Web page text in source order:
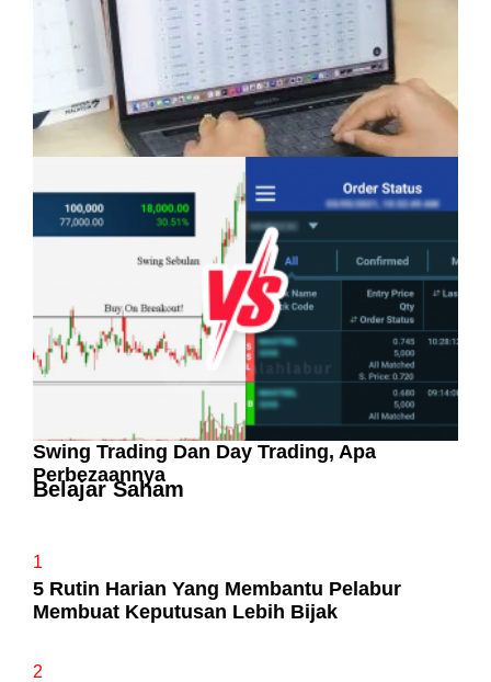
Pelaburan Saham Bukan Untuk Mereka Yang
Suka ‘Stress’
Swing Trading Dan Day Trading, Apa
Perbezaannya
Belajar Saham
1
5 Rutin Harian Yang Membantu Pelabur
Membuat Keputusan Lebih Bijak
2